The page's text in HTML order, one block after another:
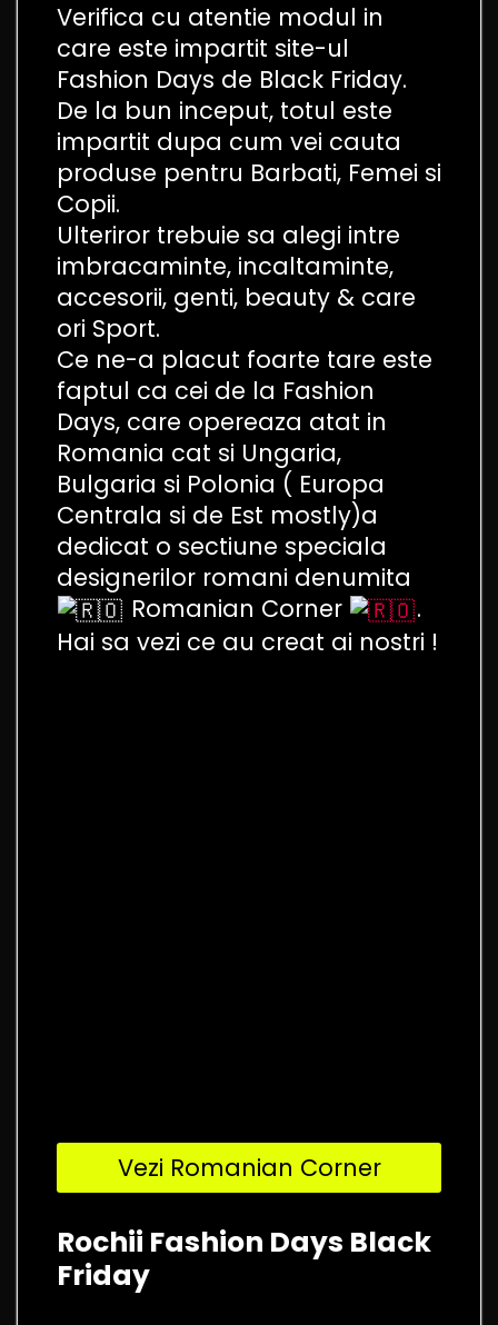
Verifica cu atentie modul in
care este impartit site-ul
Fashion Days de Black Friday.
De la bun inceput, totul este
impartit dupa cum vei cauta
produse pentru Barbati, Femei si
Copii.
Ulteriror trebuie sa alegi intre
imbracaminte, incaltaminte,
accesorii, genti, beauty & care
ori Sport.
Ce ne-a placut foarte tare este
faptul ca cei de la Fashion
Days, care opereaza atat in
Romania cat si Ungaria,
Bulgaria si Polonia ( Europa
Centrala si de Est mostly)a
dedicat o sectiune speciala
designerilor romani denumita
Romanian Corner
.
Hai sa vezi ce au creat ai nostri !
Vezi Romanian Corner
Rochii Fashion Days Black
Friday